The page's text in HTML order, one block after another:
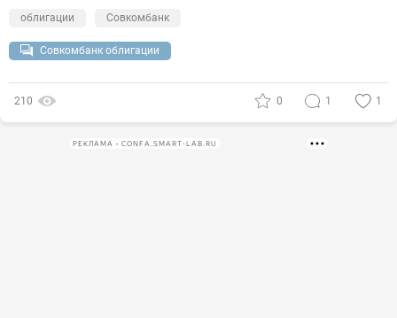
облигации Совкомбанк
Совкомбанк облигации
210 0 1 1
РЕКЛАМА • CONFA.SMART-LAB.RU